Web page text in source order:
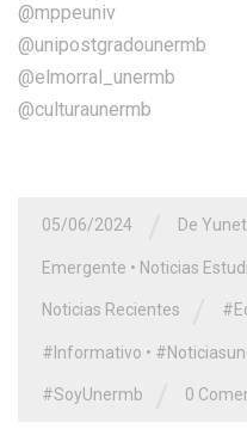
@mppeuniv
@unipostgradounermb
@elmorral_unermb
@culturaunermb
05/06/2024 De
Emergente • Noticias
Noticias Recientes
#Informativo •
#SoyUnermb 0